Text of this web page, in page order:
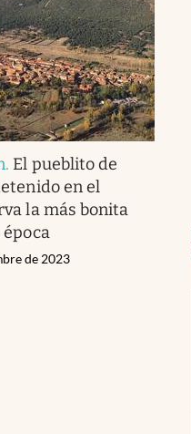
. El pueblito de
en el
la más bonita
de 2023